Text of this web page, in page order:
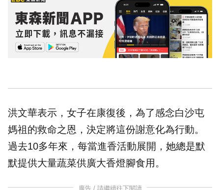
洪文華表示，女子在康復後，為了感念白沙屯
媽祖的救命之恩，決定將這份謝意化為行動。
過去10多年來，每當進香活動展開，她總是默
默提供大量蔬菜供廣大香燈腳食用。
廣告 / 請繼續往下閱讀